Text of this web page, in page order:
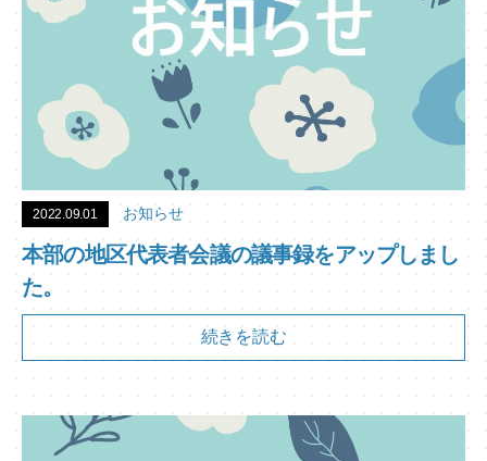
2022.09.01 お知らせ
本部の地区代表者会議の議事録をアップしまし
た。
続きを読む